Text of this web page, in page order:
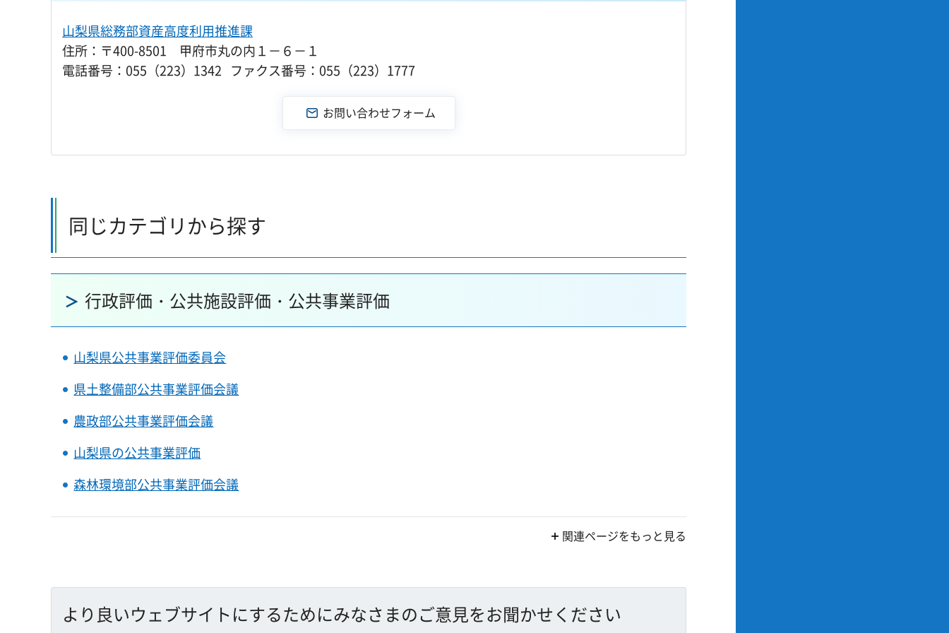
山梨県総務部資産高度利用推進課
住所：〒400-8501 甲府市丸の内１－６－１
電話番号：055（223）1342 ファクス番号：055（223）1777
同じカテゴリから探す
行政評価・公共施設評価・公共事業評価
山梨県公共事業評価委員会
県土整備部公共事業評価会議
農政部公共事業評価会議
山梨県の公共事業評価
森林環境部公共事業評価会議
関連ページをもっと見る
より良いウェブサイトにするためにみなさまのご意見をお聞かせください